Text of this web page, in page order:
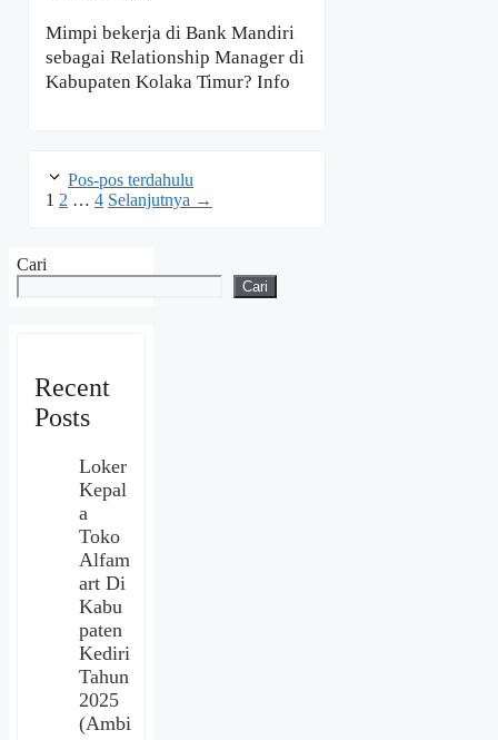
Mimpi bekerja di Bank Mandiri
sebagai Relationship Manager di
Kabupaten Kolaka Timur? Info
Pos-pos terdahulu
Halaman
1 Halaman
2 … Halaman
4 Selanjutnya →
Cari
Cari
Recent
Posts
Loker
Kepal
a
Toko
Alfam
art Di
Kabu
paten
Kediri
Tahun
2025
(Ambi